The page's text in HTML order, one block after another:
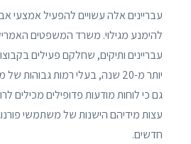
עבריינים אלה עשויים להפעיל אמצעי
להימנע מגילוי. משרד המשפטים
עבריינים ותיקים, שחלקם פעילים
יותר מ-20 שנה, בעלי רמות גבוהות
גם כי לוחות מודעות פדופילים מכילים
עצות מידיהם הישנות של משתמשי
חדשים.